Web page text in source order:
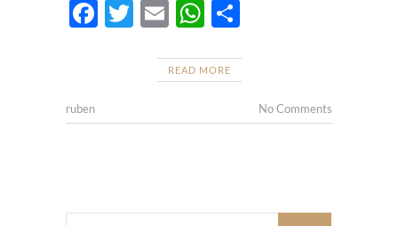
F
o
T
itt
E
ail
W
at
A
ta
er
READ MORE
ruben No Comments